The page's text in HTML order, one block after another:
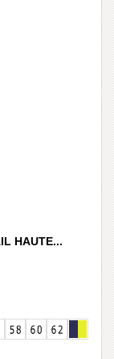
HAUTE...